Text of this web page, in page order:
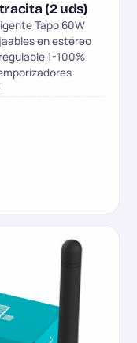
(2 uds)
Tapo 60W
en estéreo
1-100%